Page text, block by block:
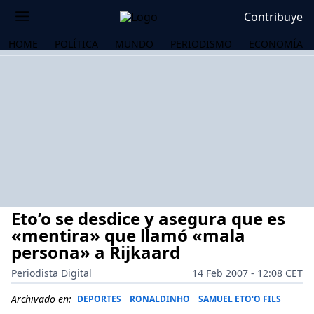
Contribuye
HOME POLÍTICA MUNDO PERIODISMO ECONOMÍA
Eto’o se desdice y asegura que es
«mentira» que llamó «mala
persona» a Rijkaard
Periodista Digital
14 Feb 2007 - 12:08 CET
Archivado en: DEPORTES RONALDINHO SAMUEL ETO'O FILS